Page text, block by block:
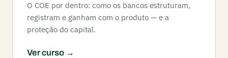
O COE por dentro: como os bancos estruturam,
registram e ganham com o produto — e a
proteção do capital.
Ver curso →